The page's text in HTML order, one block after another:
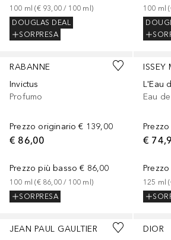
100 ml (€ 93,00 / 100 ml)
DOUGLAS DEAL
SORPRESA
100 ml (
RABANNE
Invictus
Profumo
Prezzo originario € 139,00
€ 86,00
Prezzo più basso € 86,00
100 ml (€ 86,00 / 100 ml)
SORPRESA
ISSEY
L'Eau
Eau
€
125 ml (
JEAN PAUL GAULTIER
DIOR